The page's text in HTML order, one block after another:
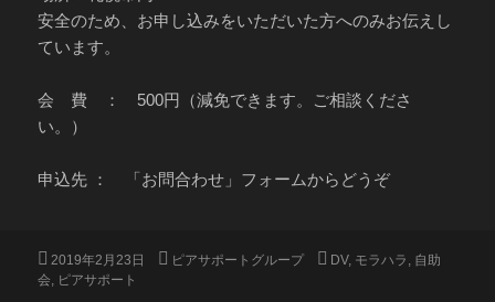
安全のため、お申し込みをいただいた方へのみお伝えし
ています。
会 費 ： 500円（減免できます。ご相談くださ
い。）
申込先 ： 「お問合わせ」フォームからどうぞ
投
稿
2019年2月23日
カ
ピアサポートグループ
タ
DV, モラハラ
自助
会
ピアサポート